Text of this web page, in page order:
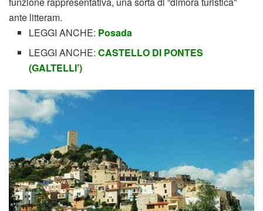
ante litteram.
LEGGI ANCHE: Posada
LEGGI ANCHE: CASTELLO DI PONTES
(GALTELLI’)